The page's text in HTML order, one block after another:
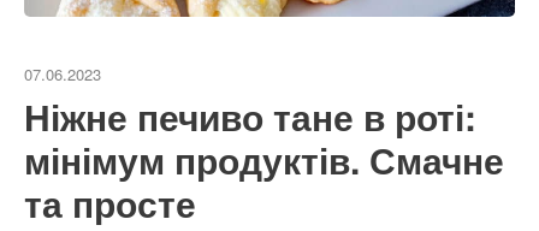
07.06.2023
Ніжне печиво тане в роті:
мінімум продуктів. Смачне
та просте